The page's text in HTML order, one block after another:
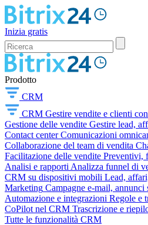
Inizia gratis
Prodotto
CRM
CRM Gestire vendite e clienti
Gestione delle vendite Gestire lead,
Contact center Comunicazioni
Collaborazione del team di vendita
Facilitazione delle vendite Preventivi,
Analisi e rapporti Analizza funnel di
CRM su dispositivi mobili Lead,
Marketing Campagne e-mail,
Automazione e integrazioni Regole e
CoPilot nel CRM Trascrizione e
Tutte le funzionalità CRM